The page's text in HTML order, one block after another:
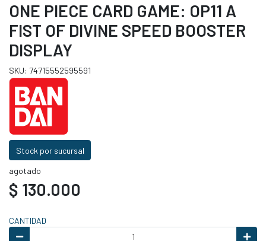
ONE PIECE CARD GAME: OP11 A
FIST OF DIVINE SPEED BOOSTER
DISPLAY
SKU: 74715552595591
Stock por sucursal
agotado
$ 130.000
CANTIDAD